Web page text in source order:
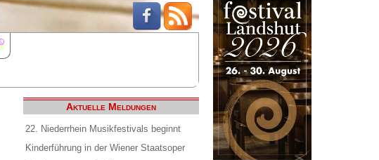
Aktuelle Meldungen
22. Niederrhein Musikfestivals beginnt
Kinderführung in der Wiener Staatsoper